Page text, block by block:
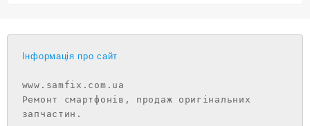
Інформація про сайт
www.samfix.com.ua
Ремонт смартфонів, продаж оригінальних
запчастин.